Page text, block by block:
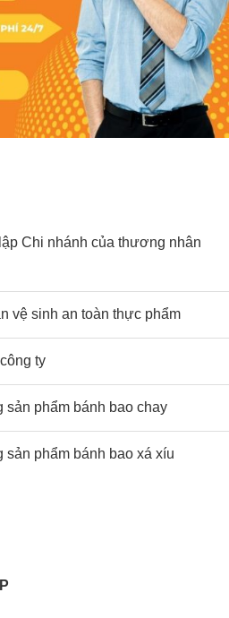
Chi nhánh của thương nhân
vệ sinh an toàn thực phẩm
ty
phẩm bánh bao chay
phẩm bánh bao xá xíu